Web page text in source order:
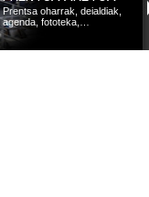
Prentsa oharrak, deialdiak,
agenda, fototeka,…